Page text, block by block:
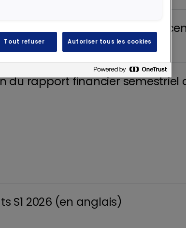
Martinez en qualité de
du rapport financier semestriel
S1 2026 (en anglais)
Tout refuser Autoriser tous les cookies